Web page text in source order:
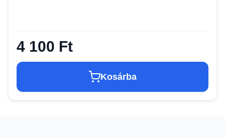
4 100 Ft
Kosárba